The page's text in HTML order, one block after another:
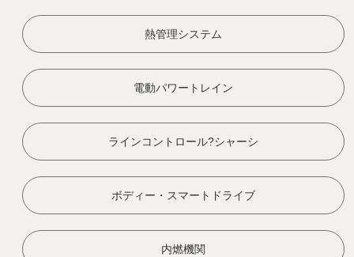
熱管理システム
電動パワートレイン
ラインコントロール?シャーシ
ボディー・スマートドライブ
内燃機関